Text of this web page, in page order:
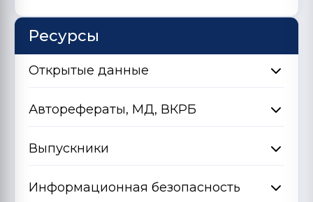
Ресурсы
Открытые данные
Авторефераты, МД, ВКРБ
Выпускники
Информационная безопасность